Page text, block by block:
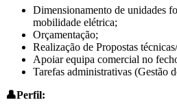
Dimensionamento de unidades
mobilidade elétrica;
Orçamentação;
Realização de Propostas
Apoiar equipa comercial no
Tarefas administrativas (Gestão
👤Perfil: